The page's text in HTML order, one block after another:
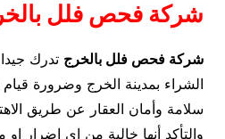
شركة فحص فلل
شركة فحص فلل بالخرج تدرك
الشراء بمدينة الخرج وضرورة قيام
سلامة وأمان العقار عن طريق
والتأكد أنها خالية من اي اضرار